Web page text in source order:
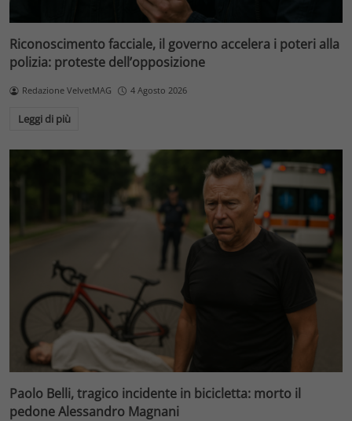
Riconoscimento facciale, il governo accelera i poteri alla
polizia: proteste dell’opposizione
Redazione VelvetMAG 4 Agosto 2026
Leggi di più
Paolo Belli, tragico incidente in bicicletta: morto il
pedone Alessandro Magnani